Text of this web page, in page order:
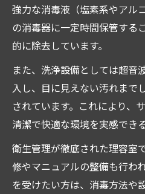
強力な消毒液（塩素系やアル
の消毒器に一定時間保管する
的に除去しています。
また、洗浄設備としては超音
入し、目に見えない汚れまで
されています。これにより、
清潔で快適な環境を実感でき
衛生管理が徹底された理容室
修やマニュアルの整備も行わ
を受けたい方は、消毒方法や